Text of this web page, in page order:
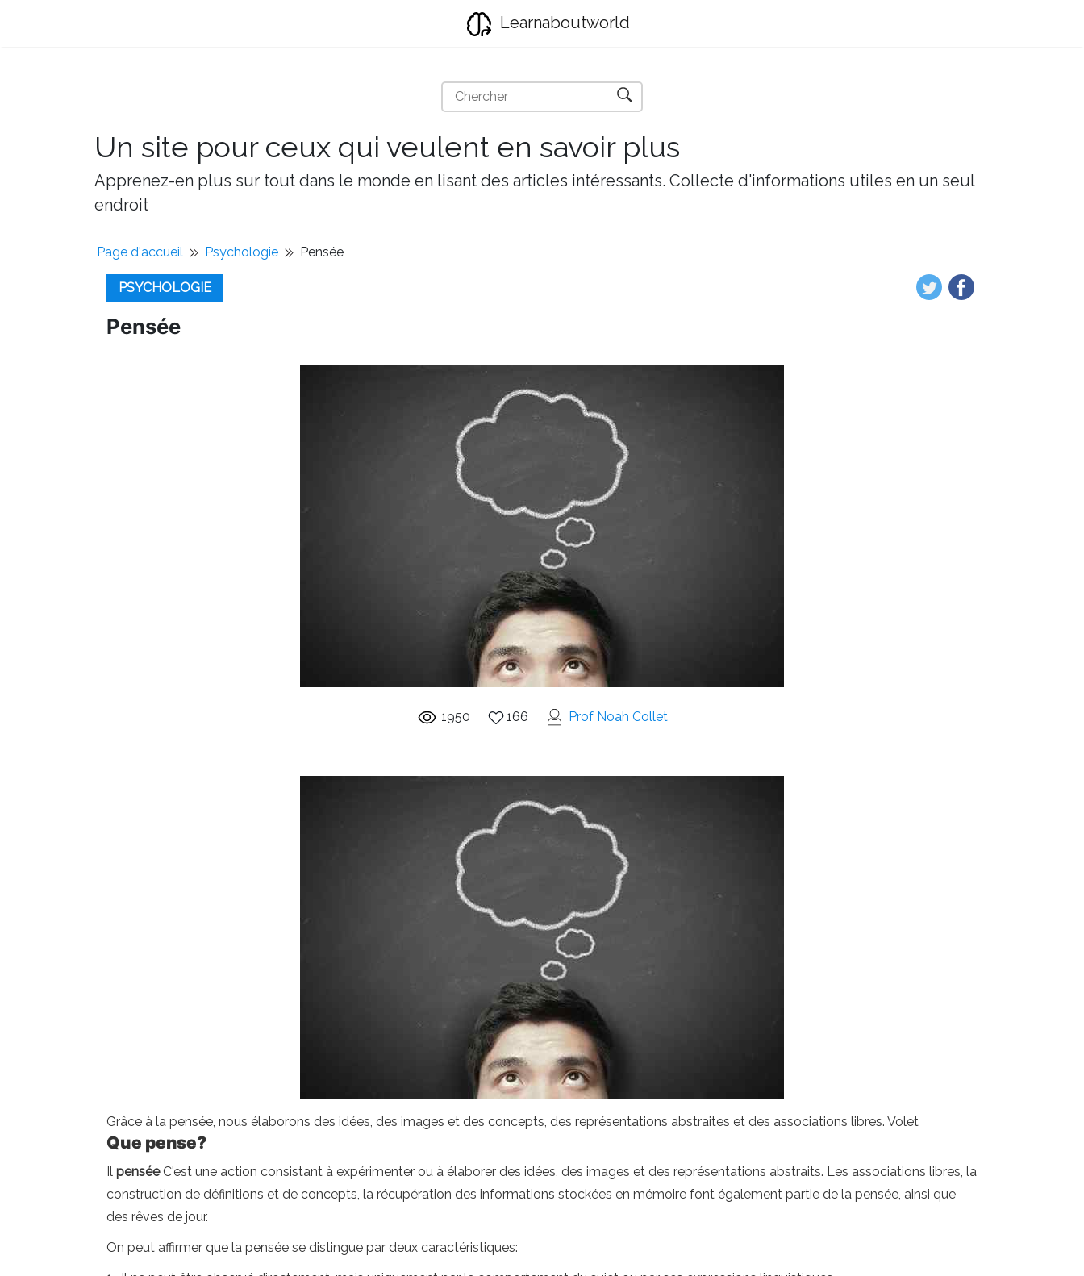
Learnaboutworld
Un site pour ceux qui veulent en savoir plus
Apprenez-en plus sur tout dans le monde en lisant des articles intéressants. Collecte d'informations utiles en un seul
endroit
Page d'accueil Psychologie Pensée
PSYCHOLOGIE
Pensée
1950 166 Prof Noah Collet
Grâce à la pensée, nous élaborons des idées, des images et des concepts, des représentations abstraites et des associations libres. Volet
Que pense?
Il penséeC'est une action consistant à expérimenter ou à élaborer des idées, des images et des représentations abstraits. Les associations libres, la
construction de définitions et de concepts, la récupération des informations stockées en mémoire font également partie de la pensée, ainsi que
des rêves de jour.
On peut affirmer que la pensée se distingue par deux caractéristiques: